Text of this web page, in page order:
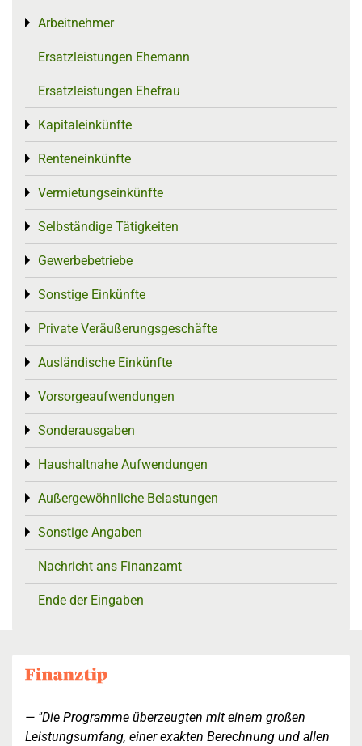
Arbeitnehmer
Toggle menu
Ersatzleistungen Ehemann
Ersatzleistungen Ehefrau
Kapitaleinkünfte
Toggle menu
Renteneinkünfte
Toggle menu
Vermietungseinkünfte
Toggle menu
Selbständige Tätigkeiten
Toggle menu
Gewerbebetriebe
Toggle menu
Sonstige Einkünfte
Toggle menu
Private Veräußerungsgeschäfte
Toggle menu
Ausländische Einkünfte
Toggle menu
Vorsorgeaufwendungen
Toggle menu
Sonderausgaben
Toggle menu
Haushaltnahe Aufwendungen
Toggle menu
Außergewöhnliche Belastungen
Toggle menu
Sonstige Angaben
Toggle menu
Nachricht ans Finanzamt
Ende der Eingaben
"Die Programme überzeugten mit einem großen
Leistungsumfang, einer exakten Berechnung und allen